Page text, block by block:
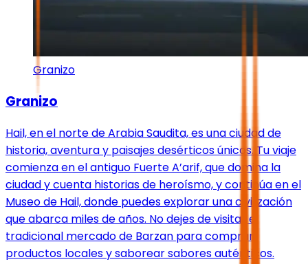
Granizo
Granizo
Hail, en el norte de Arabia Saudita, es una ciudad de
historia, aventura y paisajes desérticos únicos. Tu viaje
comienza en el antiguo Fuerte A’arif, que domina la
ciudad y cuenta historias de heroísmo, y continúa en el
Museo de Hail, donde puedes explorar una civilización
que abarca miles de años. No dejes de visitar el
tradicional mercado de Barzan para comprar
productos locales y saborear sabores auténticos.